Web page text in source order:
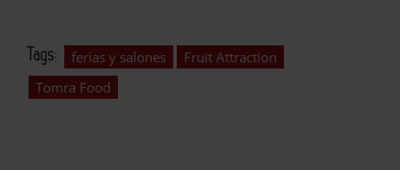
Tags: ferias y salones
Fruit Attraction
Tomra Food